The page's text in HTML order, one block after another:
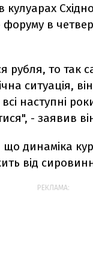
кулуарах
форуму в
рубля, то так
ситуація,
наступні
- заявив
що динаміка
від
РЕКЛАМА: